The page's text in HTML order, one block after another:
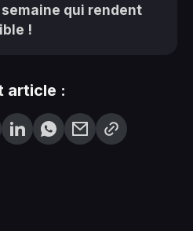
qui rendent
!
article :